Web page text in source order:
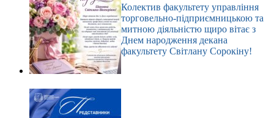
Колектив факультету управління
торговельно-підприємницькою та
митною діяльністю щиро вітає з
Днем народження декана
факультету Світлану Сорокіну!